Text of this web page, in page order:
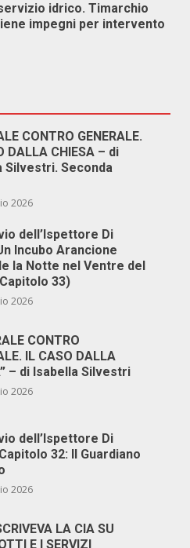
idrico. Timarchio
impegni per intervento
CONTRO GENERALE.
DALLA CHIESA – di
Silvestri. Seconda
2026
dell’Ispettore Di
Incubo Arancione
la Notte nel Ventre del
33)
2026
CONTRO
IL CASO DALLA
– di Isabella Silvestri
2026
dell’Ispettore Di
32: Il Guardiano
2026
LA CIA SU
E I SERVIZI